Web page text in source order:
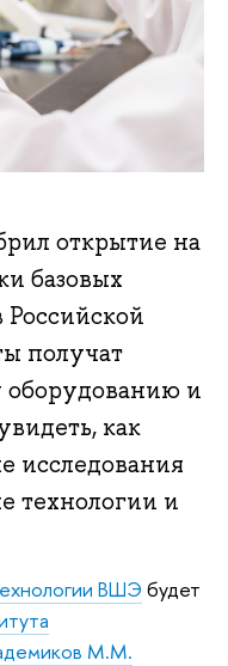
открытие на
базовых
получат
оборудованию и
как
исследования
технологии и
ВШЭ будет
М.М.